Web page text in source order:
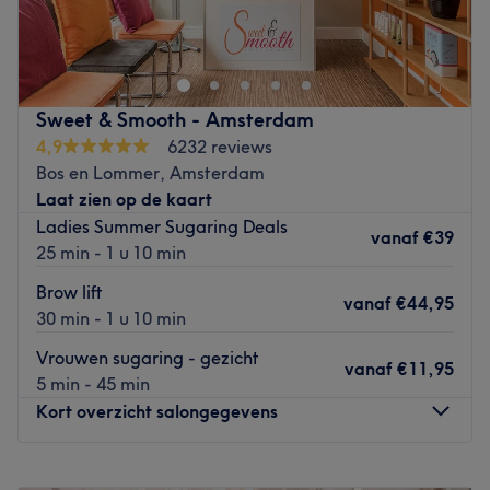
Haarlem,
Bij Browbar Haarlem ben je in de deskundige handen
voor laserontharing , microblading en threading. Met
meer dan 14 jaar ervaring bied ik veilige en effectieve
behandelingen voor een gladde huid en perfect gestylde
wenkbrauwen.
✔ Laserontharing – Pijnarm, geschikt voor alle huidtypen
en zorgt voor langdurige haarreductie. Geen irritaties of
ingegroeide haartjes!
✔ Microblading – Creëer volle, natuurlijk ogende
wenkbrauwen die tot 1,5 jaar blijven zitten.
✔ Brow Threading – Voor strakke en perfect gevormde
wenkbrauwen.
Wil jij een haarvrije huid en perfecte wenkbrauwen? Boek
Sweet & Smooth - Amsterdam
4,9
6232 reviews
Bos en Lommer, Amsterdam
Laat zien op de kaart
Ladies Summer Sugaring Deals
25 min - 1 u 10 min
vanaf €39
Brow lift
30 min - 1 u 10 min
vanaf €44,95
Vrouwen sugaring - gezicht
5 min - 45 min
vanaf €11,95
Kort overzicht salongegevens